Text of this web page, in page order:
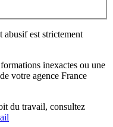
abusif est strictement
inexactes ou une
votre agence France
du travail, consultez